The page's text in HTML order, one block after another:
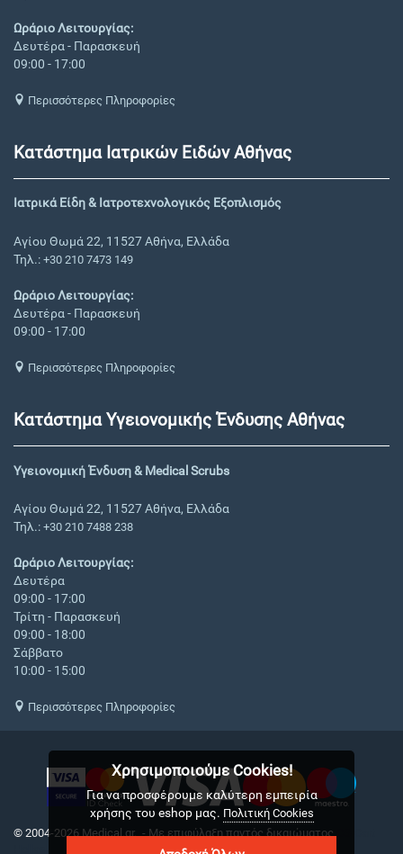
Ωράριο Λειτουργίας:
Δευτέρα - Παρασκευή
09:00 - 17:00
Περισσότερες Πληροφορίες
Κατάστημα Ιατρικών Ειδών Αθήνας
Ιατρικά Είδη & Ιατροτεχνολογικός Εξοπλισμός
Αγίου Θωμά 22, 11527 Αθήνα, Ελλάδα
Τηλ.: +30 210 7473 149
Ωράριο Λειτουργίας:
Δευτέρα - Παρασκευή
09:00 - 17:00
Περισσότερες Πληροφορίες
Κατάστημα Υγειονομικής Ένδυσης Αθήνας
Υγειονομική Ένδυση & Medical Scrubs
Αγίου Θωμά 22, 11527 Αθήνα, Ελλάδα
Τηλ.: +30 210 7488 238
Ωράριο Λειτουργίας:
Δευτέρα
09:00 - 17:00
Τρίτη - Παρασκευή
09:00 - 18:00
Σάββατο
10:00 - 15:00
Περισσότερες Πληροφορίες
© 2004-2026 Medical.gr. - Με επιφύλαξη παντός δικαιώματος
Χρησιμοποιούμε Cookies!
Για να προσφέρουμε καλύτερη εμπειρία
χρήσης του eshop μας. Πολιτική Cookies